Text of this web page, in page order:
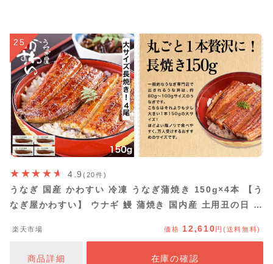
25
4.9(20件)
うなぎ 国産 かわすい 冷凍 うなぎ蒲焼き 150g×4本 【う
なぎ屋かわすい】 ウナギ 鰻 蒲焼き 国内産 土用丑の日 冷
職 プレゼント ギフト 送料無料 うなぎ 国産 食べ物 喜ば
楽天市場 価格 12,610円(送料無料)
商品詳細 在庫の確認